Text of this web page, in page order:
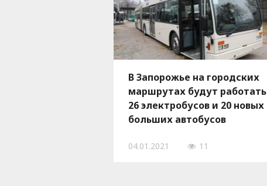
В Запорожье на городских
маршрутах будут работать
26 электробусов и 20 новых
больших автобусов
04.01.2021 11